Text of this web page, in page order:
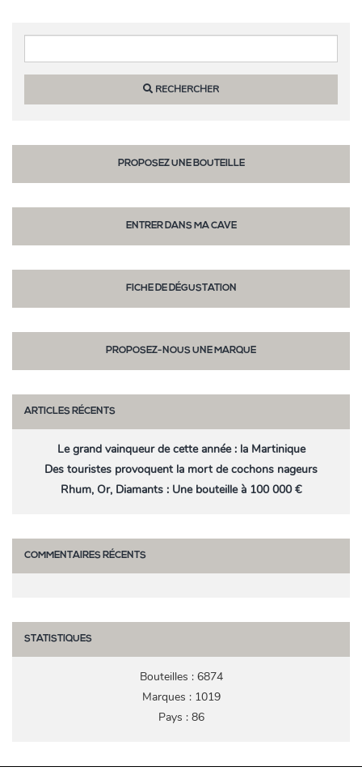
RECHERCHER
PROPOSEZ UNE BOUTEILLE
ENTRER DANS MA CAVE
FICHE DE DÉGUSTATION
PROPOSEZ-NOUS UNE MARQUE
ARTICLES RÉCENTS
Le grand vainqueur de cette année : la Martinique
Des touristes provoquent la mort de cochons nageurs
Rhum, Or, Diamants : Une bouteille à 100 000 €
COMMENTAIRES RÉCENTS
STATISTIQUES
Bouteilles : 6874
Marques : 1019
Pays : 86